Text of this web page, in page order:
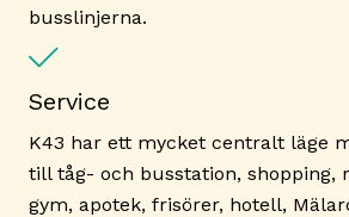
busslinjerna.
Service
K43 har ett mycket centralt läge
till tåg- och busstation, shopping,
gym, apotek, frisörer, hotell,